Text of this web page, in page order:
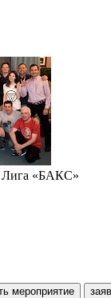
Лига «БАКС»
мероприятие